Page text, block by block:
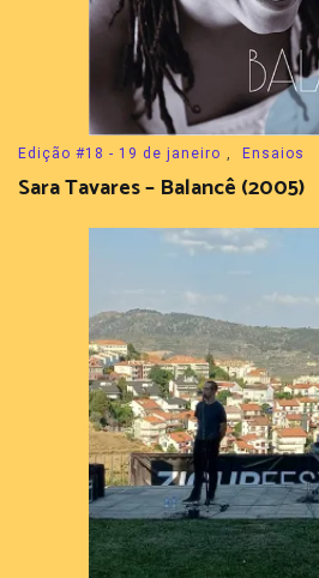
Edição #18 - 19 de janeiro , Ensaios
Sara Tavares – Balancê (2005)